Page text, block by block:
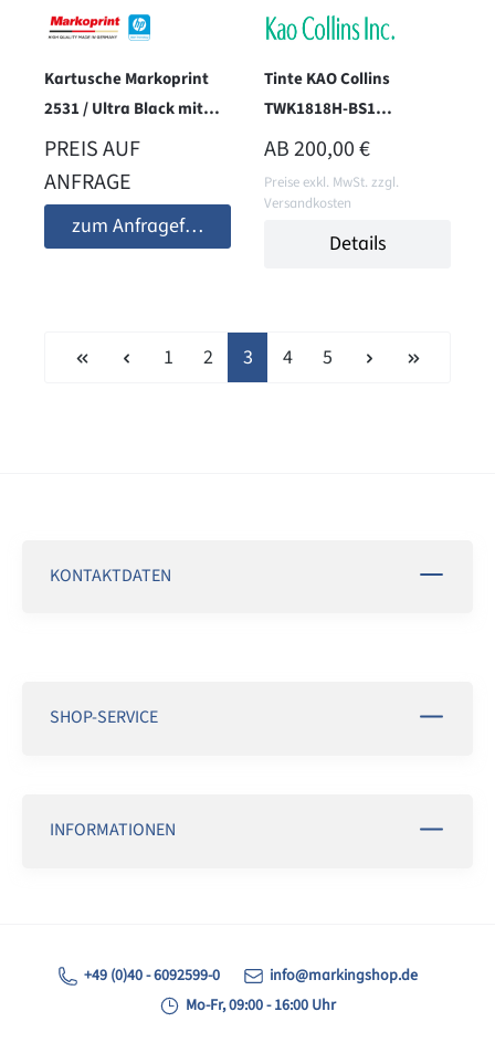
Kartusche Markoprint
2531 / Ultra Black mit
Smart Card
PREIS AUF
ANFRAGE
zum Anfrageformular
Tinte KAO Collins
TWK1818H-BS1
(Complete Black), 1 Liter
REGULÄRER PREIS:
AB200,00 €
Preise exkl. MwSt. zzgl.
Versandkosten
Details
Seite
1 Seite
2 Seite
3 Seite
4 Seite
5
KONTAKTDATEN
SHOP-SERVICE
INFORMATIONEN
+49 (0)40 - 6092599-0
info@markingshop.de
Mo-Fr, 09:00 - 16:00 Uhr